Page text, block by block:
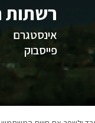
רשתות
אינסטגרם
פייסבוק